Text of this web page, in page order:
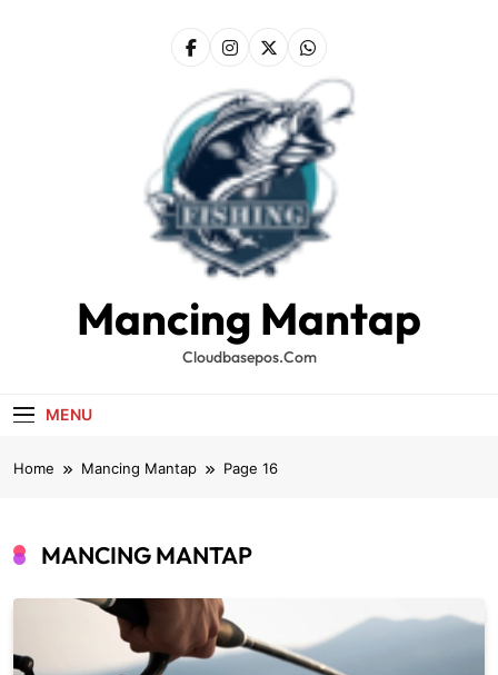
Mancing Mantap
Cloudbasepos.com
MENU
Home Mancing Mantap Page 16
MANCING MANTAP